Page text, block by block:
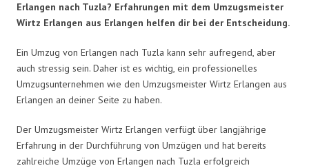
Erlangen nach Tuzla? Erfahrungen mit dem Umzugsmeister
Wirtz Erlangen aus Erlangen helfen dir bei der Entscheidung.
Ein Umzug von Erlangen nach Tuzla kann sehr aufregend, aber
auch stressig sein. Daher ist es wichtig, ein professionelles
Umzugsunternehmen wie den Umzugsmeister Wirtz Erlangen aus
Erlangen an deiner Seite zu haben.
Der Umzugsmeister Wirtz Erlangen verfügt über langjährige
Erfahrung in der Durchführung von Umzügen und hat bereits
zahlreiche Umzüge von Erlangen nach Tuzla erfolgreich